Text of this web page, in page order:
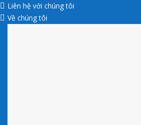
Liên hệ với chúng tôi
Về chúng tôi